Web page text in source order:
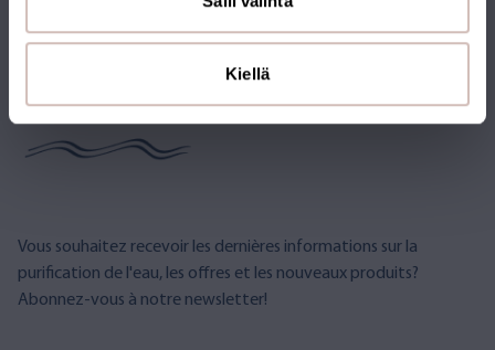
Kiellä
ABONNEZ-VOUS À LA
NEWSLETTER
Vous souhaitez recevoir les dernières informations sur la
purification de l'eau, les offres et les nouveaux produits?
Abonnez-vous à notre newsletter!